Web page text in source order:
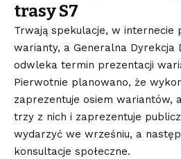
trasy S7
Trwają spekulacje, w internecie
warianty, a Generalna Dyrekcja
odwleka termin prezentacji
Pierwotnie planowano, że
zaprezentuje osiem wariantów,
trzy z nich i zaprezentuje
wydarzyć we wrześniu, a
konsultacje społeczne.